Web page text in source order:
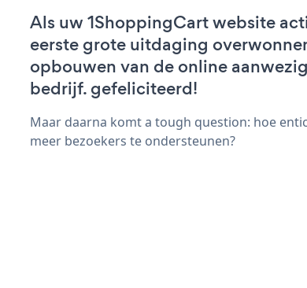
Als uw 1ShoppingCart website
eerste grote uitdaging
opbouwen van de online
bedrijf. gefeliciteerd!
Maar daarna komt a tough question: hoe
meer bezoekers te ondersteunen?